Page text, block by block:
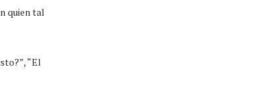
quien tal
“El